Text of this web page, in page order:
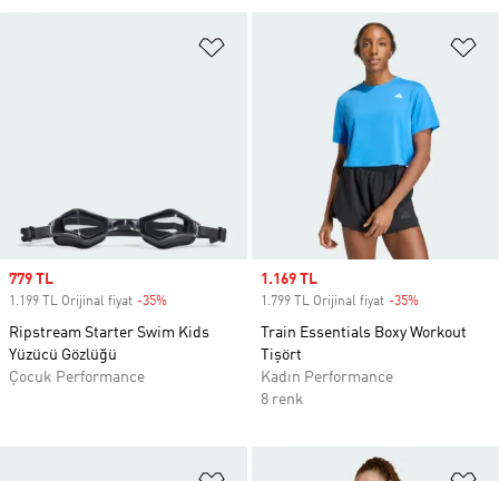
Favori Listesine Ekle
Sale price
779 TL
1.199 TL Orijinal fiyat -35%
Ripstream Starter Swim Kids
Yüzücü Gözlüğü
Çocuk Performance
Sale price
1.169 TL
1.799 TL Orijinal fiyat -35%
Train Essentials Boxy Workout
Tişört
Kadın Performance
8 renk
Favori Listesine Ekle